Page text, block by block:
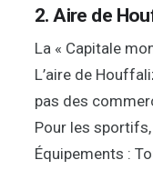
2. Aire de
La « Capitale
L’aire de
pas des
Pour les sportifs,
Équipements :